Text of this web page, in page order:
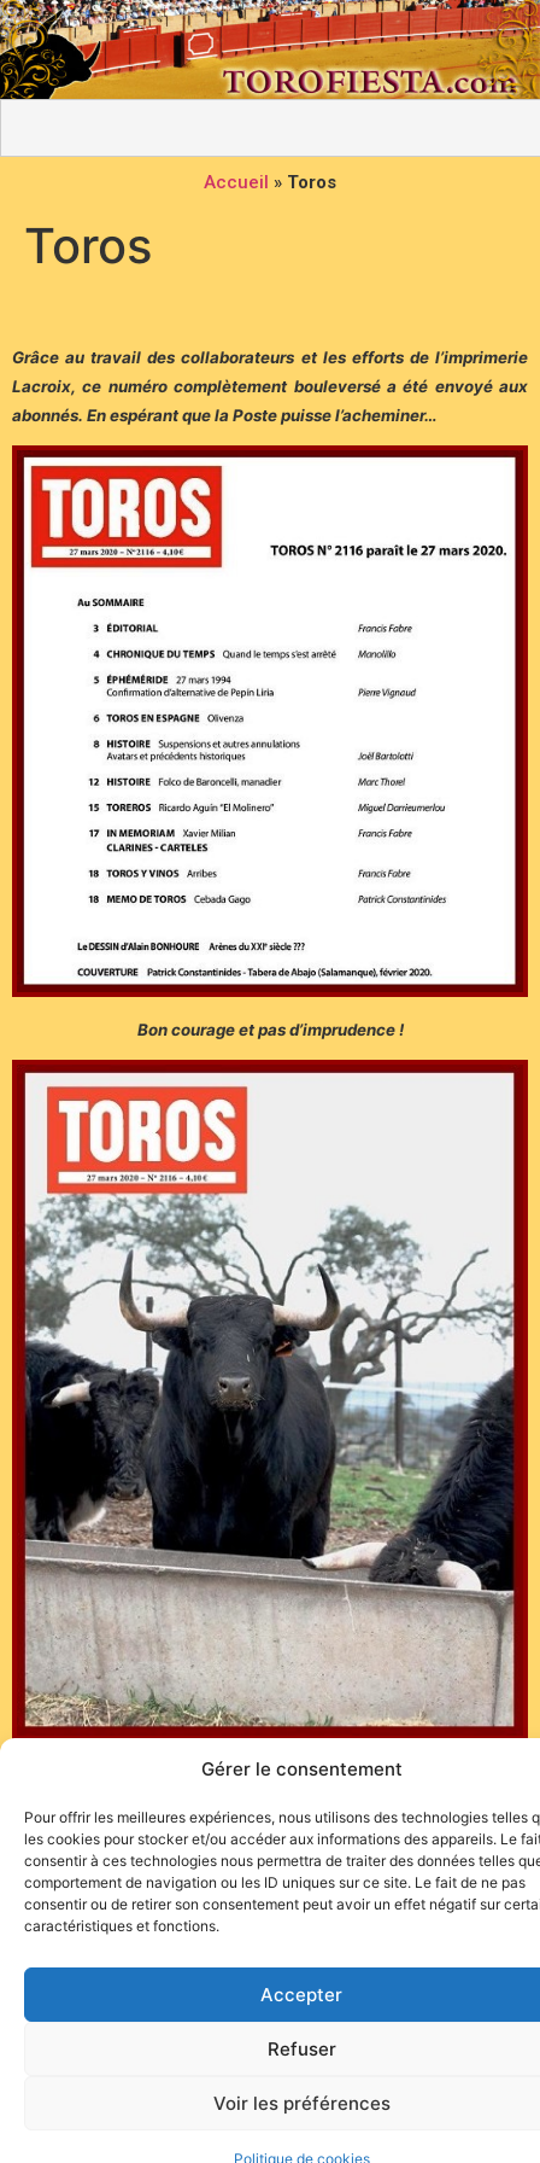
Gérer le consentement
Pour offrir les meilleures expériences, nous utilisons des technologies telles
les cookies pour stocker et/ou accéder aux informations des appareils. Le
consentir à ces technologies nous permettra de traiter des données telles
comportement de navigation ou les ID uniques sur ce site. Le fait de ne pas
consentir ou de retirer son consentement peut avoir un effet négatif sur
caractéristiques et fonctions.
Accepter
Refuser
Voir les préférences
Politique de cookies
Accueil » Toros
Toros
Grâce au travail des collaborateurs et les efforts de l’imprimerie
Lacroix, ce numéro complètement bouleversé a été envoyé aux
abonnés. En espérant que la Poste puisse l’acheminer…
Bon courage et pas d’imprudence !